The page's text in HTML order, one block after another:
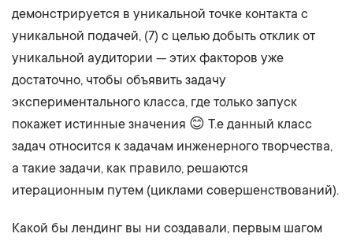
демонстрируется в уникальной точке контакта с
уникальной подачей, (7) с целью добыть отклик от
уникальной аудитории — этих факторов уже
достаточно, чтобы объявить задачу
экспериментального класса, где только запуск
покажет истинные значения 😊 Т.е данный класс
задач относится к задачам инженерного творчества,
а такие задачи, как правило, ре­шаются
итерационным путем (циклами совершенствований).
Какой бы лендинг вы ни создавали, первым шагом